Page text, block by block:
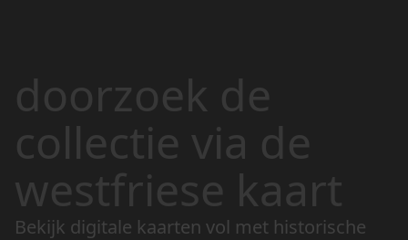
doorzoek de
collectie via de
westfriese kaart
Bekijk digitale kaarten vol met historische